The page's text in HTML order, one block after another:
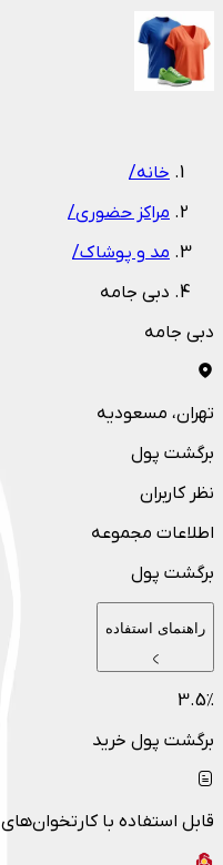
خانه/
مراکز حضوری/
مد و پوشاک/
دبی جامه
دبی جامه
تهران، مسعودیه
برگشت پول
نظر کاربران
اطلاعات مجموعه
برگشت پول
راهنمای استفاده
3.5٪
برگشت پول خرید
قابل استفاده با کارتخوان‌های